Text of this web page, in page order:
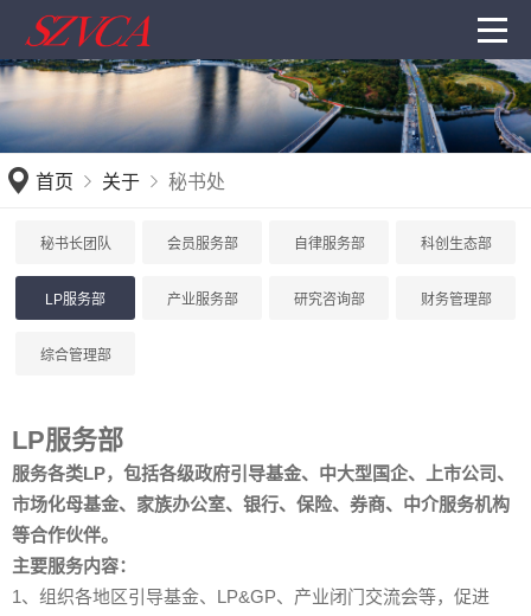
首页 关于 秘书处
秘书长团队 会员服务部 自律服务部 科创生态部
LP服务部 产业服务部 研究咨询部 财务管理部
综合管理部
LP服务部
服务各类LP，包括各级政府引导基金、中大型国企、上市公司、
市场化母基金、家族办公室、银行、保险、券商、中介服务机构
等合作伙伴。
主要服务内容：
1、组织各地区引导基金、LP&GP、产业闭门交流会等，促进